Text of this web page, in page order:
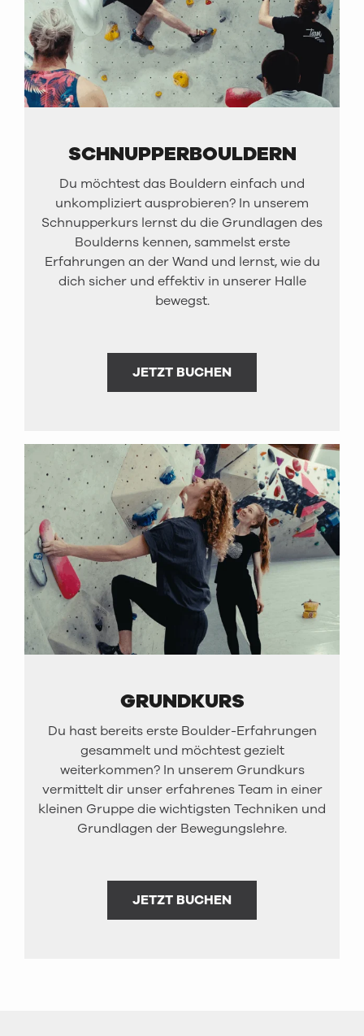
SCHNUPPERBOULDERN
Du möchtest das Bouldern einfach und
unkompliziert ausprobieren? In unserem
Schnupperkurs lernst du die Grundlagen des
Boulderns kennen, sammelst erste
Erfahrungen an der Wand und lernst, wie du
dich sicher und effektiv in unserer Halle
bewegst.
JETZT BUCHEN
GRUNDKURS
Du hast bereits erste Boulder-Erfahrungen
gesammelt und möchtest gezielt
weiterkommen? In unserem Grundkurs
vermittelt dir unser erfahrenes Team in einer
kleinen Gruppe die wichtigsten Techniken und
Grundlagen der Bewegungslehre.
JETZT BUCHEN